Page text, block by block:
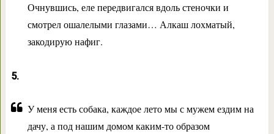
Очнувшись, еле передвигался вдоль стеночки и
смотрел ошалелыми глазами… Алкаш лохматый,
закодирую нафиг.
5.
У меня есть собака, каждое лето мы с мужем ездим на
дачу, а под нашим домом каким-то образом